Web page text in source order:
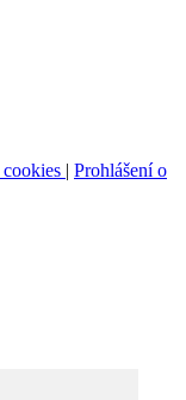
| Prohlášení o